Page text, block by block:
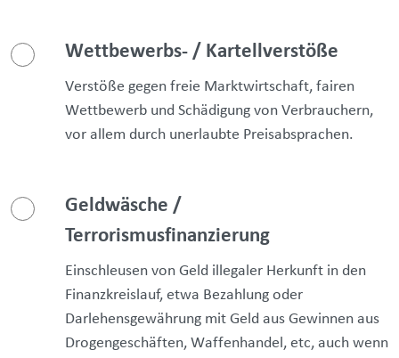
Wettbewerbs- / Kartellverstöße
Verstöße gegen freie Marktwirtschaft, fairen
Wettbewerb und Schädigung von Verbrauchern,
vor allem durch unerlaubte Preisabsprachen.
Geldwäsche /
Terrorismusfinanzierung
Einschleusen von Geld illegaler Herkunft in den
Finanzkreislauf, etwa Bezahlung oder
Darlehensgewährung mit Geld aus Gewinnen aus
Drogengeschäften, Waffenhandel, etc, auch wenn